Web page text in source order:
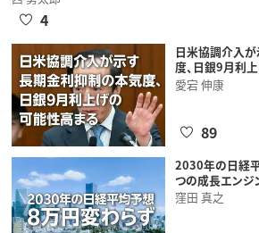
4
日米協調介入
度、日銀9月利
愛宕 伸康
89
2030年の日経
つの成長エンジ
窪田 真之